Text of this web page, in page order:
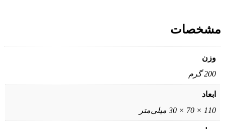
مشخصات
وزن
200 گرم
ابعاد
110 × 70 × 30 میلی‌متر